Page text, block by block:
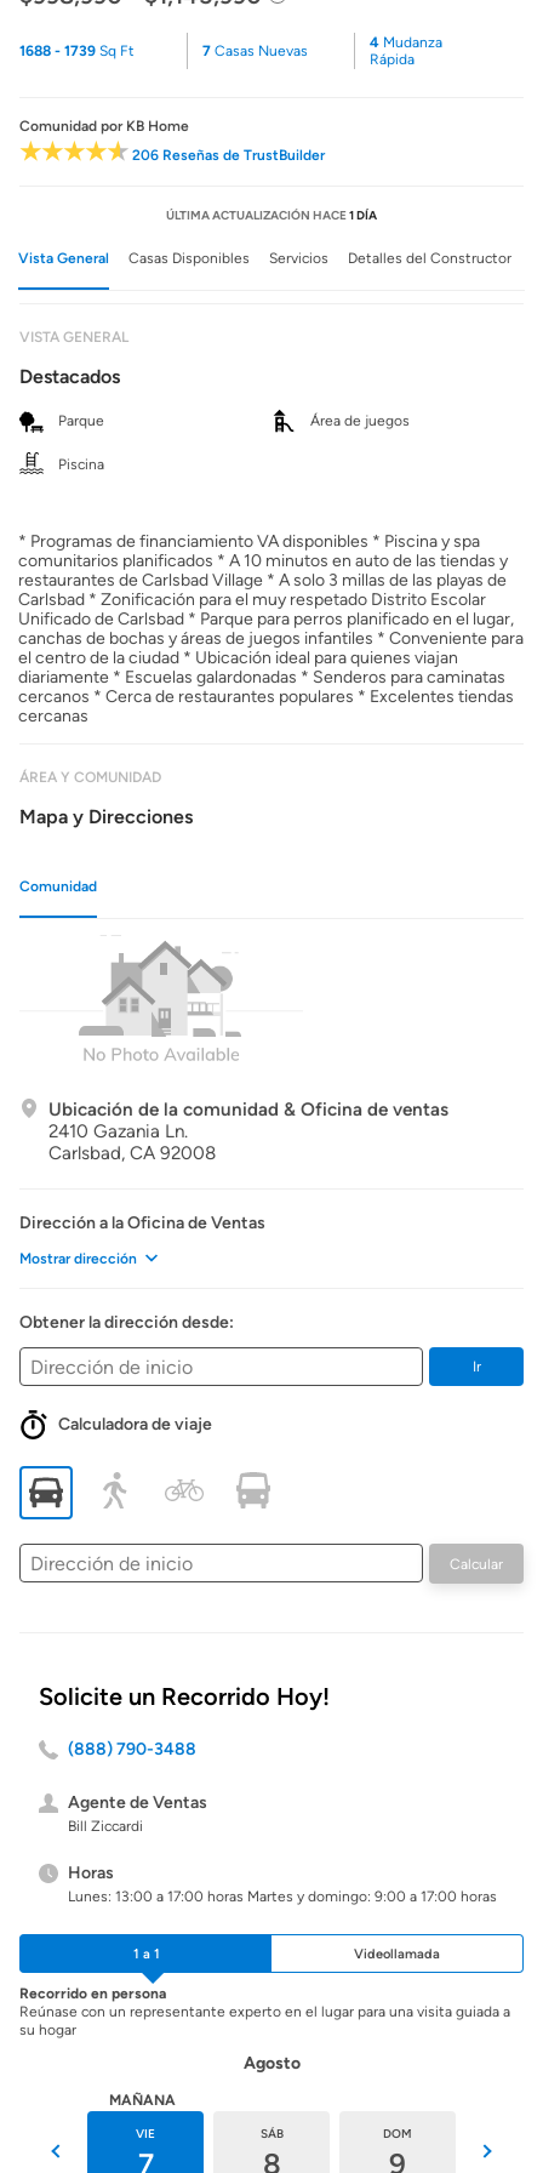
1688 - 1739 Sq Ft 7Casas Nuevas 4 Mudanza
Rápida
Comunidad por KB Home
206 Reseñas de TrustBuilder
ÚLTIMA ACTUALIZACIÓN HACE1 DÍA
Vista General Casas Disponibles Servicios Detalles del Constructor
VISTA GENERAL
Destacados
Parque Área de juegos
Piscina
* Programas de financiamiento VA disponibles * Piscina y spa
comunitarios planificados * A 10 minutos en auto de las tiendas y
restaurantes de Carlsbad Village * A solo 3 millas de las playas de
Carlsbad * Zonificación para el muy respetado Distrito Escolar
Unificado de Carlsbad * Parque para perros planificado en el lugar,
canchas de bochas y áreas de juegos infantiles * Conveniente para
el centro de la ciudad * Ubicación ideal para quienes viajan
diariamente * Escuelas galardonadas * Senderos para caminatas
cercanos * Cerca de restaurantes populares * Excelentes tiendas
cercanas
ÁREA Y COMUNIDAD
Mapa y Direcciones
Comunidad
Ubicación de la comunidad & Oficina de ventas
2410 Gazania Ln.
Carlsbad, CA 92008
Dirección a la Oficina de Ventas
Mostrar dirección
Obtener la dirección desde:
Ir
Calculadora de viaje
Dirección
de
Calcular
Solicite un Recorrido Hoy!
(888) 790-3488
Agente de Ventas
Bill Ziccardi
Horas
Lunes: 13:00 a 17:00 horas Martes y domingo: 9:00 a 17:00 horas
1 a 1 Videollamada
Recorrido en persona
Reúnase con un representante experto en el lugar para una visita guiada a
su hogar
Agosto
MAÑANA
VIE
7
SÁB
8
DOM
9